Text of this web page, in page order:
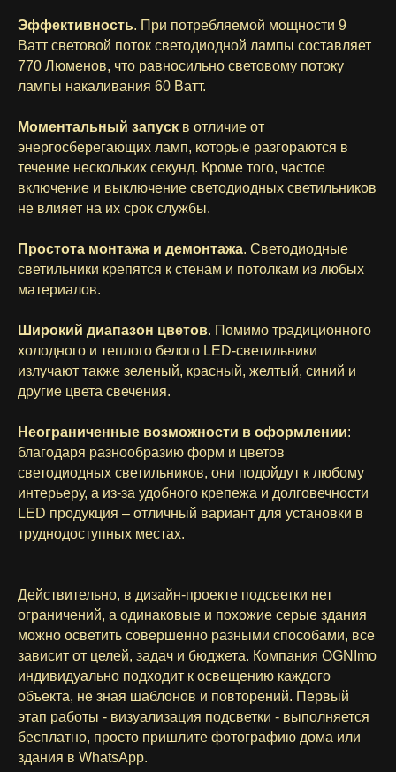
Эффективность. При потребляемой мощности 9
Ватт световой поток светодиодной лампы составляет
770 Люменов, что равносильно световому потоку
лампы накаливания 60 Ватт.
Моментальный запуск в отличие от
энергосберегающих ламп, которые разгораются в
течение нескольких секунд. Кроме того, частое
включение и выключение светодиодных светильников
не влияет на их срок службы.
Простота монтажа и демонтажа. Светодиодные
светильники крепятся к стенам и потолкам из любых
материалов.
Широкий диапазон цветов. Помимо традиционного
холодного и теплого белого LED-светильники
излучают также зеленый, красный, желтый, синий и
другие цвета свечения.
Неограниченные возможности в оформлении:
благодаря разнообразию форм и цветов
светодиодных светильников, они подойдут к любому
интерьеру, а из-за удобного крепежа и долговечности
LED продукция – отличный вариант для установки в
труднодоступных местах.
Действительно, в дизайн-проекте подсветки нет
ограничений, а одинаковые и похожие серые здания
можно осветить совершенно разными способами, все
зависит от целей, задач и бюджета. Компания OGNImo
индивидуально подходит к освещению каждого
объекта, не зная шаблонов и повторений. Первый
этап работы - визуализация подсветки - выполняется
бесплатно, просто пришлите фотографию дома или
здания в WhatsApp.